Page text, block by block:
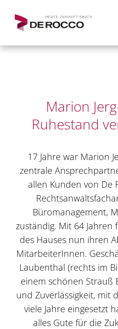
Marion
Ruhestand
17 Jahre war Marion
zentrale
allen Kunden von De
Büromanagement,
zuständig. Mit 64 Jahren
des Hauses nun ihren
MitarbeiterInnen.
Laubenthal (rechts im
einem schönen Strauß
und Zuverlässigkeit, mit
viele Jahre eingesetzt
alles Gute für die